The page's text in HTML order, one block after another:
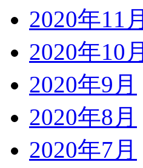
2020年11月
2020年10月
2020年9月
2020年8月
2020年7月